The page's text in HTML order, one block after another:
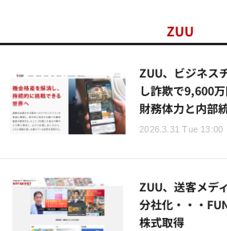
ZUU
ZUU、ビジネス
し詐欺で9,600
財務体力と内部
2026.3.31 Tue 13:00
ZUU、送客メデ
分社化・・・
株式取得